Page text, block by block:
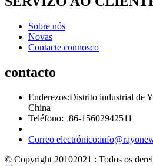
Sobre nós
Novas
Contacte connosco
contacto
Enderezos:Distrito industrial de
China
Teléfono:+86-15602942511
Correo electrónico:
© Copyright 20102021 : Todos os